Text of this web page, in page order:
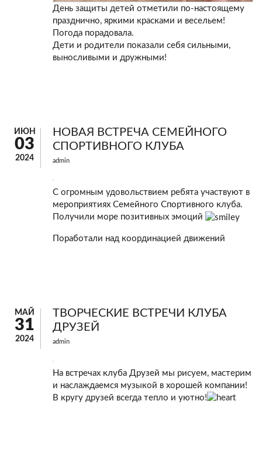
День защиты детей отметили по-настоящему
празднично, яркими красками и весельем!
Погода порадовала.
Дети и родители показали себя сильными,
выносливыми и дружными!
ИЮН
03
2024
НОВАЯ ВСТРЕЧА СЕМЕЙНОГО
СПОРТИВНОГО КЛУБА
admin
С огромным удовольствием ребята участвуют в
мероприятиях Семейного Спортивного клуба.
Получили море позитивных эмоций
Поработали над координацией движений
МАЙ
31
2024
ТВОРЧЕСКИЕ ВСТРЕЧИ КЛУБА
ДРУЗЕЙ
admin
На встречах клуба Друзей мы рисуем, мастерим
и наслаждаемся музыкой в хорошей компании!
В кругу друзей всегда тепло и уютно!